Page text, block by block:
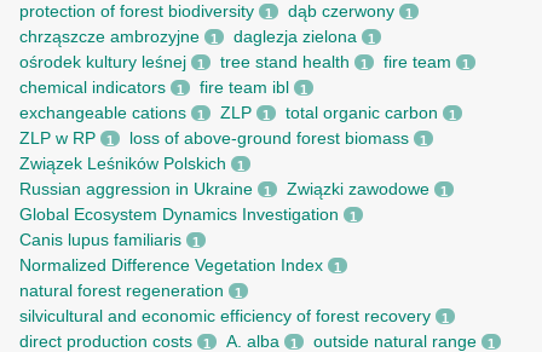
protection of forest biodiversity 1 dąb czerwony 1
chrząszcze ambrozyjne 1 daglezja zielona 1
ośrodek kultury leśnej 1 tree stand health 1 fire team 1
chemical indicators 1 fire team ibl 1
exchangeable cations 1 ZLP 1 total organic carbon 1
ZLP w RP 1 loss of above-ground forest biomass 1
Związek Leśników Polskich 1
Russian aggression in Ukraine 1 Związki zawodowe 1
Global Ecosystem Dynamics Investigation 1
Canis lupus familiaris 1
Normalized Difference Vegetation Index 1
natural forest regeneration 1
silvicultural and economic efficiency of forest recovery 1
direct production costs 1 A. alba 1 outside natural range 1